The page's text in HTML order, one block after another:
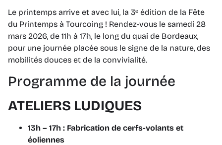
Le printemps arrive et avec lui, la 3ᵉ édition de la Fête
du Printemps à Tourcoing ! Rendez-vous le samedi 28
mars 2026, de 11h à 17h, le long du quai de Bordeaux,
pour une journée placée sous le signe de la nature, des
mobilités douces et de la convivialité.
Programme de la journée
ATELIERS LUDIQUES
13h – 17h : Fabrication de cerfs-volants et
éoliennes